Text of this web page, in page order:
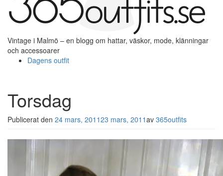
Vintage i Malmö – en blogg om hattar, väskor, mode, klänningar
och accessoarer
Dagens outfit
Torsdag
Publicerat den 24 mars, 201123 mars, 2011av 365outfits